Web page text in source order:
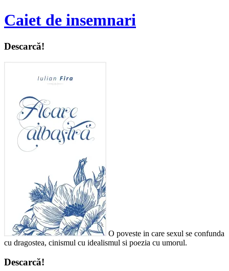
Caiet de insemnari
Descarcă!
O poveste in care sexul se confunda
cu dragostea, cinismul cu idealismul si poezia cu umorul.
Descarcă!